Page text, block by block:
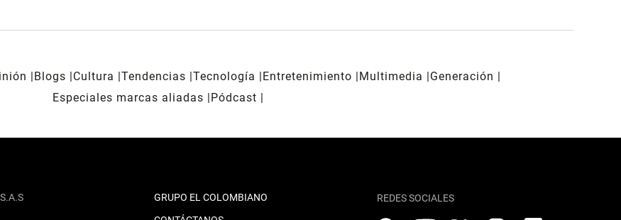
Blogs Cultura Tendencias Tecnología Entretenimiento Multimedia
Generación
Especiales marcas aliadas
Pódcast
GRUPO EL COLOMBIANO
REDES SOCIALES